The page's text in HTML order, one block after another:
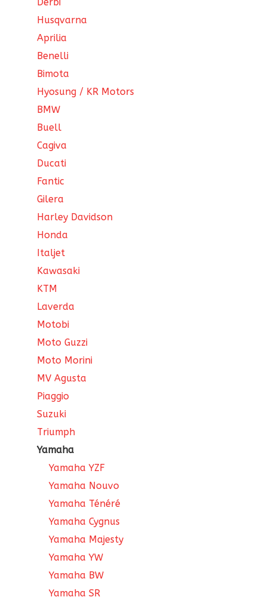
Derbi
Husqvarna
Aprilia
Benelli
Bimota
Hyosung / KR Motors
BMW
Buell
Cagiva
Ducati
Fantic
Gilera
Harley Davidson
Honda
Italjet
Kawasaki
KTM
Laverda
Motobi
Moto Guzzi
Moto Morini
MV Agusta
Piaggio
Suzuki
Triumph
Yamaha
Yamaha YZF
Yamaha Nouvo
Yamaha Ténéré
Yamaha Cygnus
Yamaha Majesty
Yamaha YW
Yamaha BW
Yamaha SR